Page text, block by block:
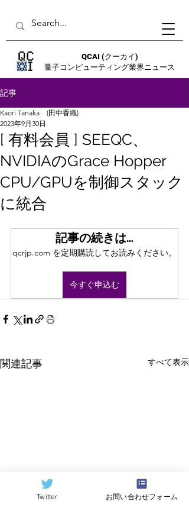
QCAI (クーカイ)
量子コンピューティング業界ニュース
記事
[ 有料会員 ] SEEQC、
NVIDIAのGrace Hopper
CPU/GPUを制御スタック
に統合
Kaori Tanaka (田中香織)
2023年9月30日
記事の続きは…
qcrjp.com を定期購読してお読みください。
今すぐ申込む
関連記事 すべて表示
Twitter お問い合わせフォーム